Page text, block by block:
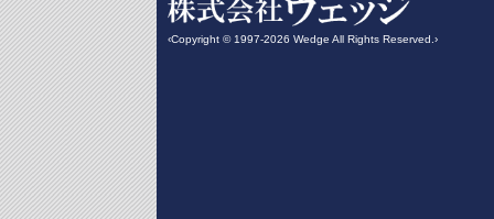
‹Copyright © 1997-2026 Wedge All Rights Reserved.›